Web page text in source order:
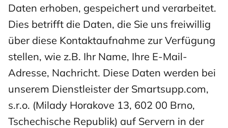
Daten erhoben, gespeichert und verarbeitet.
Dies betrifft die Daten, die Sie uns freiwillig
über diese Kontaktaufnahme zur Verfügung
stellen, wie z.B. Ihr Name, Ihre E-Mail-
Adresse, Nachricht. Diese Daten werden bei
unserem Dienstleister der Smartsupp.com,
s.r.o. (Milady Horakove 13, 602 00 Brno,
Tschechische Republik) auf Servern in der